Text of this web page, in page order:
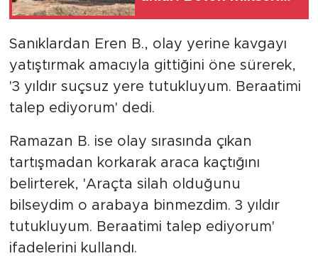
Sanıklardan Eren B., olay yerine kavgayı
yatıştırmak amacıyla gittiğini öne sürerek,
'3 yıldır suçsuz yere tutukluyum. Beraatimi
talep ediyorum' dedi.
Ramazan B. ise olay sırasında çıkan
tartışmadan korkarak araca kaçtığını
belirterek, 'Araçta silah olduğunu
bilseydim o arabaya binmezdim. 3 yıldır
tutukluyum. Beraatimi talep ediyorum'
ifadelerini kullandı.